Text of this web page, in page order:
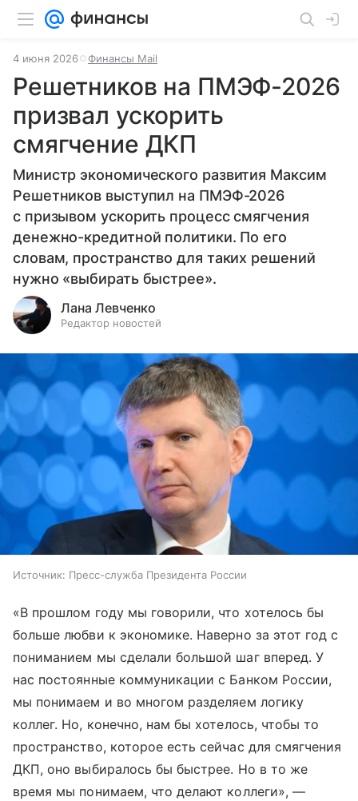
4 июня 2026 Финансы Mail
Решетников на ПМЭФ-2026
призвал ускорить
смягчение ДКП
Министр экономического развития Максим
Решетников выступил на ПМЭФ-2026
с призывом ускорить процесс смягчения
денежно-кредитной политики. По его
словам, пространство для таких решений
нужно «выбирать быстрее».
Лана Левченко
Редактор новостей
Источник: Пресс-служба Президента России
«В прошлом году мы говорили, что хотелось бы
больше любви к экономике. Наверно за этот год с
пониманием мы сделали большой шаг вперед. У
нас постоянные коммуникации с Банком России,
мы понимаем и во многом разделяем логику
коллег. Но, конечно, нам бы хотелось, чтобы то
пространство, которое есть сейчас для смягчения
ДКП, оно выбиралось бы быстрее. Но в то же
время мы понимаем, что делают коллеги», —